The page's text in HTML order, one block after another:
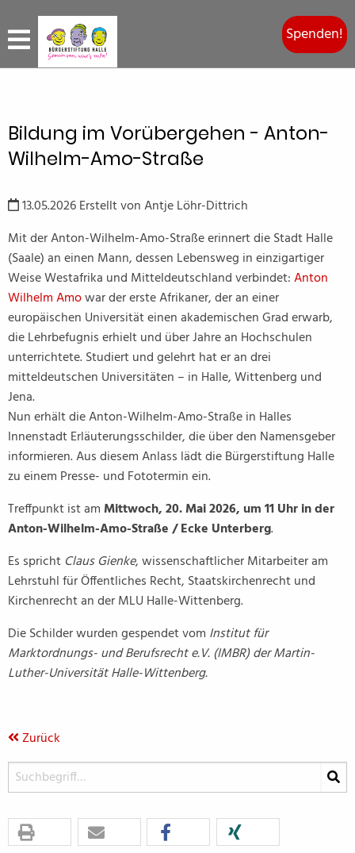
Spenden!
Bildung im Vorübergehen - Anton-
Wilhelm-Amo-Straße
13.05.2026Erstellt vonAntje Löhr-Dittrich
Mit der Anton-Wilhelm-Amo-Straße erinnert die Stadt Halle
(Saale) an einen Mann, dessen Lebensweg in einzigartiger
Weise Westafrika und Mitteldeutschland verbindet:Anton
Wilhelm Amowar der erste Afrikaner, der an einer
europäischen Universität einen akademischen Grad erwarb,
die Lehrbefugnis erhielt und über Jahre an Hochschulen
unterrichtete. Studiert und gelehrt hat er an drei
mitteldeutschen Universitäten – in Halle, Wittenberg und
Jena.
Nun erhält die Anton-Wilhelm-Amo-Straße in Halles
Innenstadt Erläuterungsschilder, die über den Namensgeber
informieren. Aus diesem Anlass lädt die Bürgerstiftung Halle
zu einem Presse- und Fototermin ein.
Treffpunkt ist amMittwoch, 20. Mai 2026, um 11 Uhr in der
Anton-Wilhelm-Amo-Straße / Ecke Unterberg.
Es spricht Claus Gienke, wissenschaftlicher Mitarbeiter am
Lehrstuhl für Öffentliches Recht, Staatskirchenrecht und
Kirchenrecht an der MLU Halle-Wittenberg.
Die Schilder wurden gespendet vom Institut für
Marktordnungs- und Berufsrecht e.V. (IMBR) der Martin-
Luther-Universität Halle-Wittenberg.
Zurück